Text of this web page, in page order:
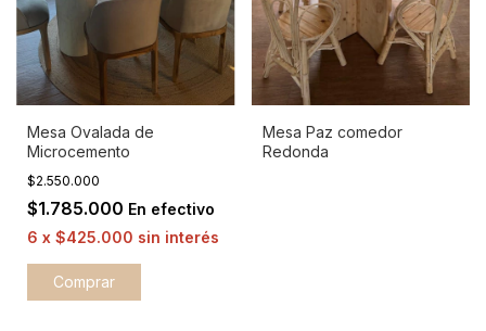
Mesa Ovalada de
Microcemento
$2.550.000
$1.785.000 En efectivo
6 x $425.000 sin interés
Mesa Paz comedor
Redonda